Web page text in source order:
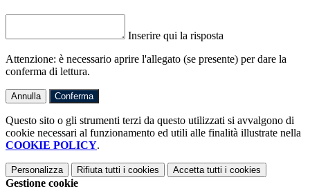
Inserire qui la risposta
Attenzione: è necessario aprire l'allegato (se presente) per dare la
conferma di lettura.
Annulla Conferma
Questo sito o gli strumenti terzi da questo utilizzati si avvalgono di
cookie necessari al funzionamento ed utili alle finalità illustrate nella
COOKIE POLICY.
Personalizza Rifiuta tutti i cookies Accetta tutti i cookies
Gestione cookie